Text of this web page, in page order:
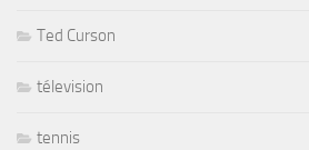
Ted Curson
télevision
tennis